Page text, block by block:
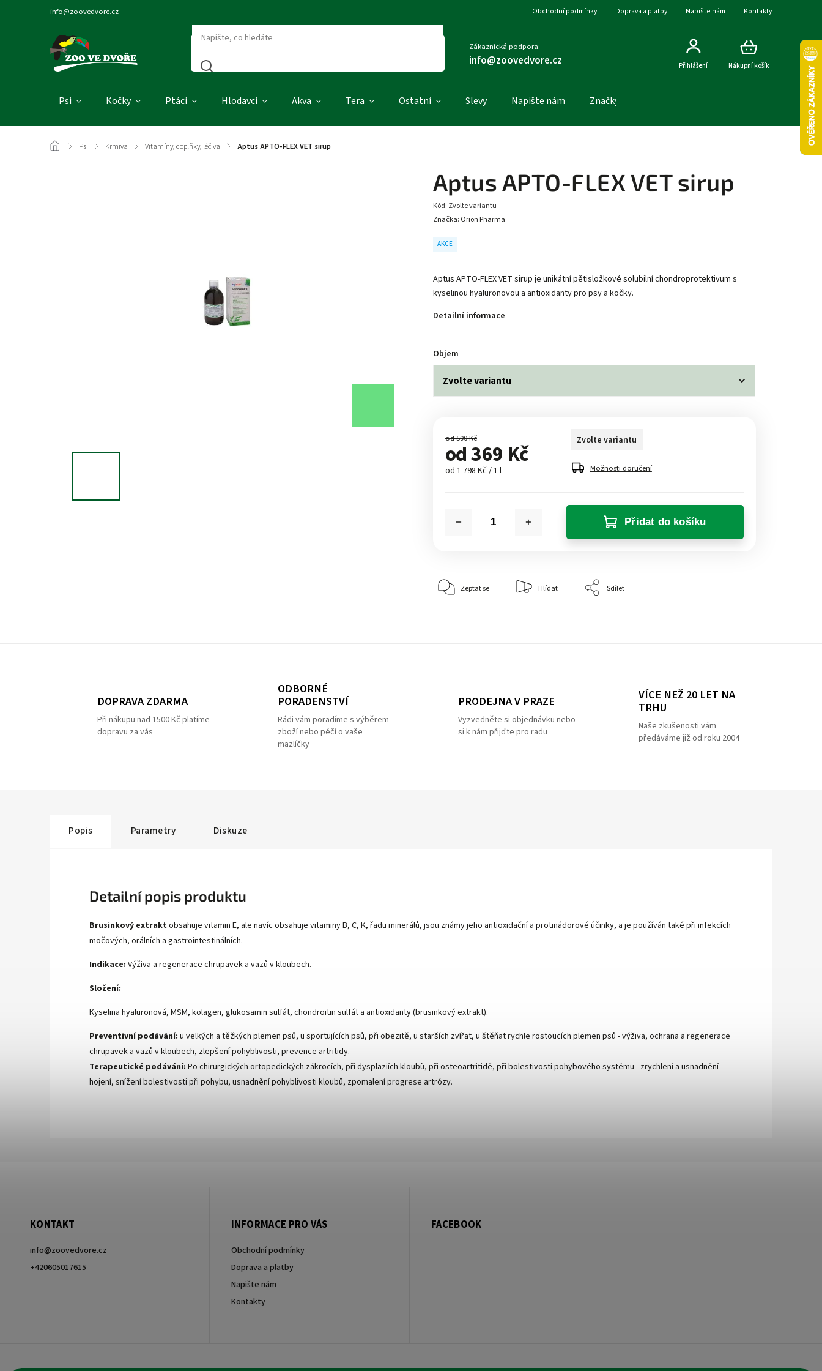
info@zoovedvore.cz Obchodní podmínky Doprava a platby Napište nám Kontakty
Zákaznická podpora:
info@zoovedvore.cz Nákupní košík
Přihlášení
Psi Kočky Ptáci Hlodavci Akva Tera Ostatní Slevy Napište nám Značky
/ Psi / Krmiva / Vitamíny, doplňky, léčiva / Aptus APTO-FLEX VET sirup
Aptus APTO-FLEX VET sirup
Kód: Zvolte variantu
Aptus APTO-FLEX VET sirup je unikátní pětisložkové solubilní chondroprotektivum s
kyselinou hyaluronovou a antioxidanty pro psy a kočky.
Detailní informace
AKCE
Značka: Orion Pharma
Objem
od 590 Kč
od369 Kč
od 1 798 Kč / 1 l
Zvolte variantu
Možnosti doručení
Přidat do košíku
Zeptat se Hlídat Sdílet
DOPRAVA ZDARMA
Při nákupu nad 1500 Kč platíme
dopravu za vás
ODBORNÉ
PORADENSTVÍ
Rádi vám poradíme s výběrem
zboží nebo péčí o vaše
mazlíčky
PRODEJNA V PRAZE
Vyzvedněte si objednávku nebo
si k nám přijďte pro radu
VÍCE NEŽ 20 LET NA
TRHU
Naše zkušenosti vám
předáváme již od roku 2004
Popis Parametry Diskuze
Detailní popis produktu
Brusinkový extraktobsahuje vitamin E, ale navíc obsahuje vitaminy B, C, K, řadu minerálů, jsou známy jeho antioxidační a protinádorové účinky, a je používán také při infekcích
močových, orálních a gastrointestinálních.
Indikace: Výživa a regenerace chrupavek a vazů v kloubech.
Složení:
Kyselina hyaluronová, MSM, kolagen, glukosamin sulfát, chondroitin sulfát a antioxidanty (brusinkový extrakt).
Preventivní podávání: u velkých a těžkých plemen psů, u sportujících psů, při obezitě, u starších zvířat, u štěňat rychle rostoucích plemen psů - výživa, ochrana a regenerace
chrupavek a vazů v kloubech, zlepšení pohyblivosti, prevence artritidy.
Terapeutické podávání:Po chirurgických ortopedických zákrocích, při dysplaziích kloubů, při osteoartritidě, při bolestivosti pohybového systému - zrychlení a usnadnění
hojení, snížení bolestivosti při pohybu, usnadnění pohyblivosti kloubů, zpomalení progrese artrózy.
KONTAKT
info@zoovedvore.cz
+420605017615
INFORMACE PRO VÁS
Obchodní podmínky
Doprava a platby
Napište nám
Kontakty
FACEBOOK